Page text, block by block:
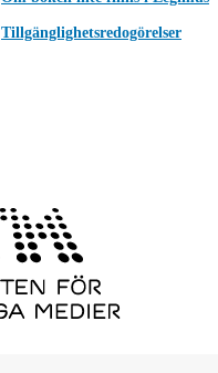
Tillgänglighetsredogörelser